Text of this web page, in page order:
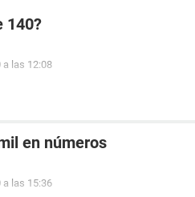
140?
a las 12:08
en números
a las 15:36